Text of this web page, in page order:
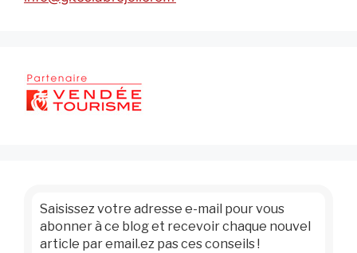
Saisissez votre adresse e-mail pour vous
abonner à ce blog et recevoir chaque nouvel
article par email.ez pas ces conseils !